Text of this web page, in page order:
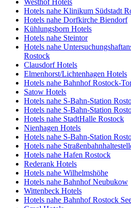
Hotels nahe Klinikum Südstadt
Hotels nahe Dorfkirche Biendorf
Kühlungsborn Hotels
Hotels nahe Steintor
Hotels nahe
Rostock
Clausdorf Hotels
Elmenhorst/Lichtenhagen Hotels
Hotels nahe Bahnhof Rostock-
Satow Hotels
Hotels nahe S-Bahn-Station
Hotels nahe S-Bahn-Station
Hotels nahe StadtHalle Rostock
Nienhagen Hotels
Hotels nahe S-Bahn-Station
Hotels nahe
Hotels nahe Hafen Rostock
Rederank Hotels
Hotels nahe Wilhelmshöhe
Hotels nahe Bahnhof Neubukow
Wittenbeck Hotels
Hotels nahe Bahnhof Rostock